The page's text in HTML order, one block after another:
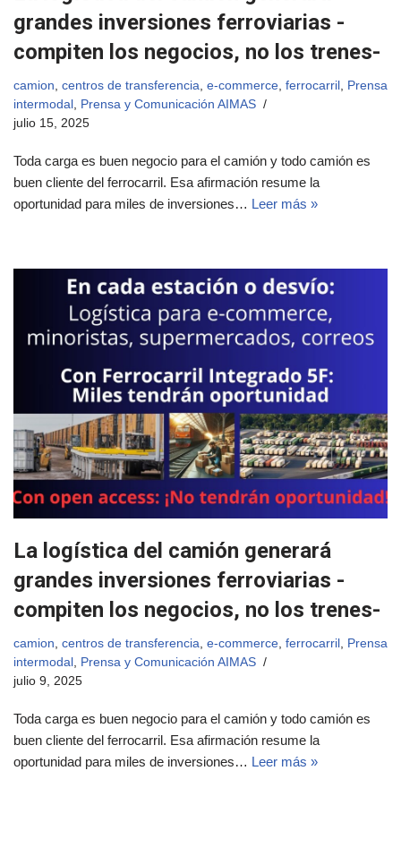
grandes inversiones ferroviarias -
compiten los negocios, no los trenes-
camion, centros de transferencia, e-commerce, ferrocarril , Prensa
intermodal , Prensa y Comunicación AIMAS
julio 15, 2025
Toda carga es buen negocio para el camión y todo camión es
buen cliente del ferrocarril. Esa afirmación resume la
oportunidad para miles de inversiones… Leer más »
La logística del camión generará
grandes inversiones ferroviarias -
compiten los negocios, no los trenes-
camion centros de transferencia e-commerce ferrocarril
Prensa
intermodal
Prensa y Comunicación AIMAS
julio 9, 2025
Toda carga es buen negocio para el camión y todo camión es
buen cliente del ferrocarril. Esa afirmación resume la
oportunidad para miles de inversiones… Leer más »